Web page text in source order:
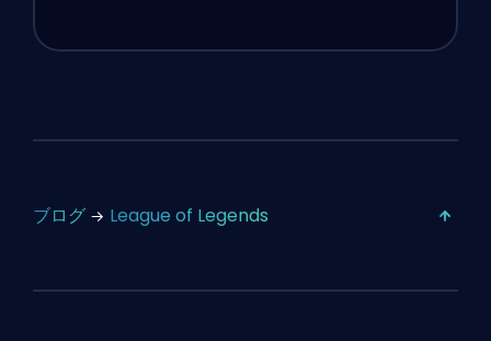
ブログ League of Legends